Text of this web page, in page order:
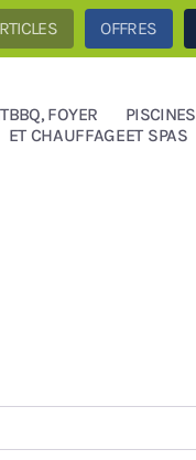
OFFRES
BBQ, FOYER
ET CHAUFFAGE
PISCINES
ET SPAS